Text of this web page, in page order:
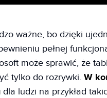
ważne, bo dzięki
pełnej
może sprawić, że
tylko do rozrywki. W
dla ludzi na przykład